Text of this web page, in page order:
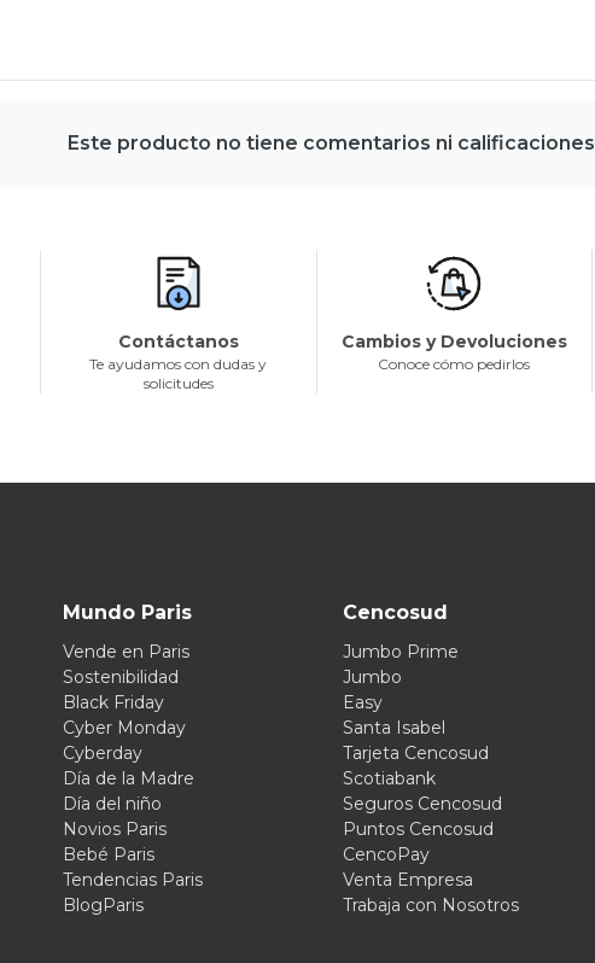
Este producto no tiene comentarios ni calificaciones
Contáctanos
Te ayudamos con dudas y
solicitudes
Cambios y Devoluciones
Conoce cómo pedirlos
Mundo Paris
Vende en Paris
Sostenibilidad
Black Friday
Cyber Monday
Cyberday
Día de la Madre
Día del niño
Novios Paris
Bebé Paris
Tendencias Paris
BlogParis
Cencosud
Jumbo Prime
Jumbo
Easy
Santa Isabel
Tarjeta Cencosud
Scotiabank
Seguros Cencosud
Puntos Cencosud
CencoPay
Venta Empresa
Trabaja con Nosotros